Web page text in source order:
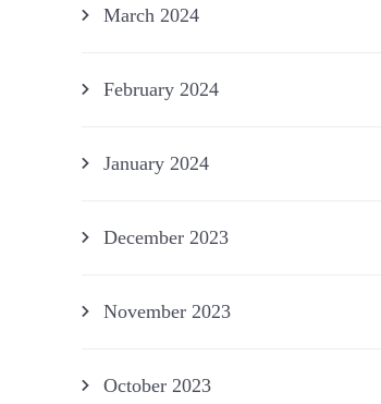
March 2024
February 2024
January 2024
December 2023
November 2023
October 2023